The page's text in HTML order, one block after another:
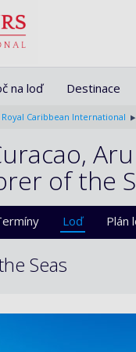
na loď Destinace
Royal Caribbean International
of the
Loď Plán
Seas